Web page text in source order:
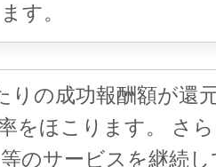
す。
りの成功報酬額が還
をほこります。 さ
のサービスを継続